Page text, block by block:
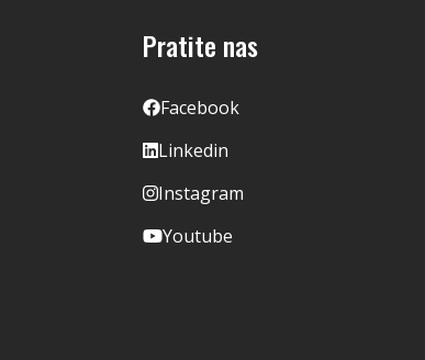
Pratite nas
Facebook
Linkedin
Instagram
Youtube